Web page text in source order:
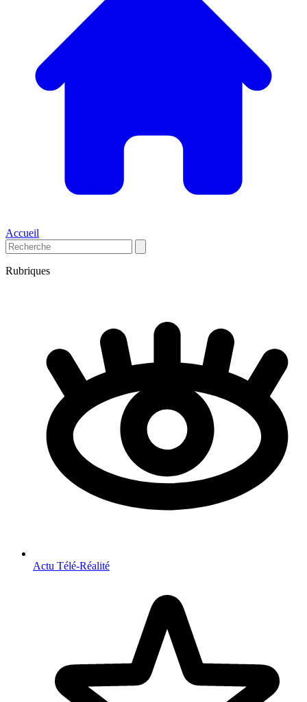
Accueil
Rubriques
Actu Télé-Réalité